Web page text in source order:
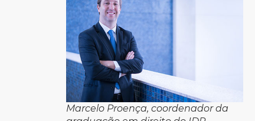
Marcelo Proença, coordenador da